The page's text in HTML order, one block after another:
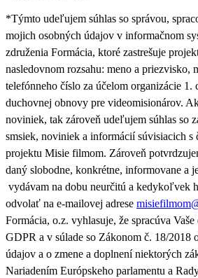
*Týmto udeľujem súhlas so správou,
mojich osobných údajov v informačnom
združenia Formácia, ktoré zastrešuje
nasledovnom rozsahu: meno a priezvisko,
telefónneho číslo za účelom organizácie 1.
duchovnej obnovy pre videomisionárov.
noviniek, tak zároveň udeľujem súhlas so
smsiek, noviniek a informácií súvisiacich s
projektu Misie filmom. Zároveň
daný slobodne, konkrétne, informovane a
vydávam na dobu neurčitú a kedykoľvek
odvolať na e-mailovej adrese
Formácia, o.z. vyhlasuje, že spracúva
GDPR a v súlade so Zákonom č. 18/2018
údajov a o zmene a doplnení niektorých
Nariadením Európskeho parlamentu a